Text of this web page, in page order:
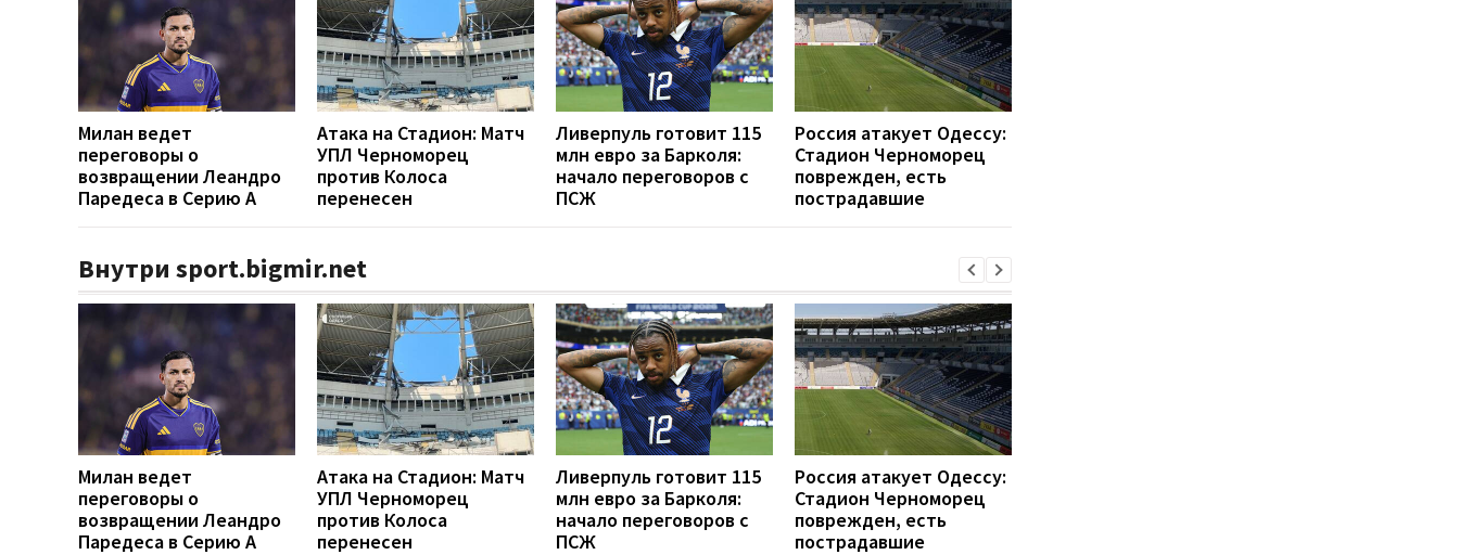
Милан ведет
переговоры о
возвращении Леандро
Паредеса в Серию А
Атака на Стадион: Матч
УПЛ Черноморец
против Колоса
перенесен
Ливерпуль готовит 115
млн евро за Барколя:
начало переговоров с
ПСЖ
Россия атакует Одессу:
Стадион Черноморец
поврежден, есть
пострадавшие
Внутри sport.bigmir.net
Милан ведет
переговоры о
возвращении Леандро
Паредеса в Серию А
Атака на Стадион: Матч
УПЛ Черноморец
против Колоса
перенесен
Ливерпуль готовит 115
млн евро за Барколя:
начало переговоров с
ПСЖ
Россия атакует Одессу:
Стадион Черноморец
поврежден, есть
пострадавшие